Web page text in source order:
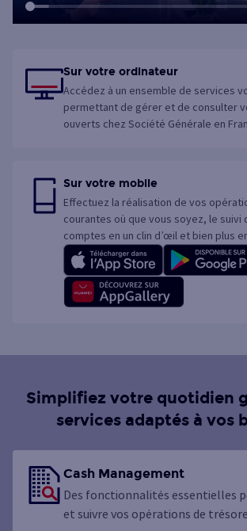
Sur votre ordinateur
Accédez à un ensemble de services
permettant de gérer et de consulter
ouverts chez Société Générale en
Sur votre mobile
Effectuez la réalisation de vos
courantes où que vous soyez, le suivi
comptes en un clin d’œil et bien plus
Simplifiez votre quotidien
services adaptés à vos
Cash Management
Des fonctionnalités essentielles
et suivre vos opérations de